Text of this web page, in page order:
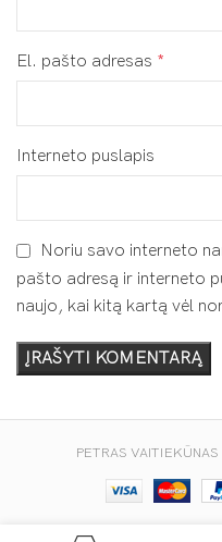
El. pašto adresas *
Interneto puslapis
Noriu savo interneto
pašto adresą ir interneto
naujo, kai kitą kartą vėl
PETRAS